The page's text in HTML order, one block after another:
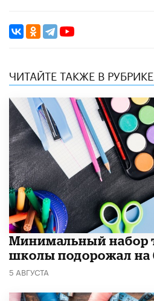
ЧИТАЙТЕ ТАКЖЕ В
Минимальный набор
школы подорожал на
5 АВГУСТА